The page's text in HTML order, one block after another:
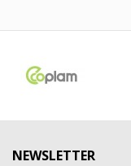
NEWSLETTER